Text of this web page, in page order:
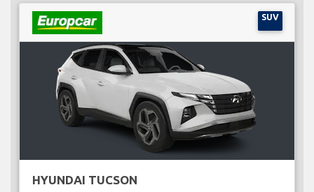
SUV
HYUNDAI TUCSON